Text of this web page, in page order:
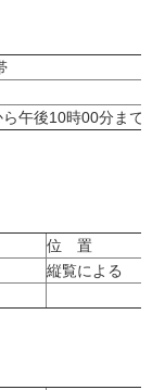
午後10時00分まで
位 置
縦覧による